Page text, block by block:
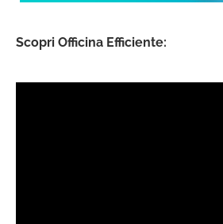
Scopri Officina Efficiente: